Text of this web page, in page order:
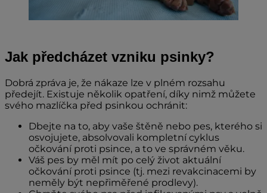
Jak předcházet vzniku psinky?
Dobrá zpráva je, že nákaze lze v plném rozsahu
předejít. Existuje několik opatření, díky nimž můžete
svého mazlíčka před psinkou ochránit:
Dbejte na to, aby vaše štěně nebo pes, kterého si
osvojujete, absolvovali kompletní cyklus
očkování proti psince, a to ve správném věku.
Váš pes by měl mít po celý život aktuální
očkování proti psince (tj. mezi revakcinacemi by
neměly být nepřiměřené prodlevy).